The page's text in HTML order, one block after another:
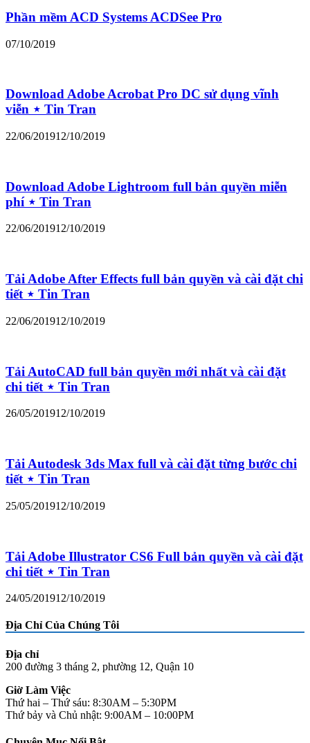
Phần mềm ACD Systems ACDSee Pro
07/10/2019
Download Adobe Acrobat Pro DC sử dụng vĩnh
viễn ⋆ Tin Tran
22/06/201912/10/2019
Download Adobe Lightroom full bản quyền miễn
phí ⋆ Tin Tran
22/06/201912/10/2019
Tải Adobe After Effects full bản quyền và cài đặt chi
tiết ⋆ Tin Tran
22/06/201912/10/2019
Tải AutoCAD full bản quyền mới nhất và cài đặt
chi tiết ⋆ Tin Tran
26/05/201912/10/2019
Tải Autodesk 3ds Max full và cài đặt từng bước chi
tiết ⋆ Tin Tran
25/05/201912/10/2019
Tải Adobe Illustrator CS6 Full bản quyền và cài đặt
chi tiết ⋆ Tin Tran
24/05/201912/10/2019
Địa Chỉ Của Chúng Tôi
Địa chỉ
200 đường 3 tháng 2, phường 12, Quận 10
Giờ Làm Việc
Thứ hai – Thứ sáu: 8:30AM – 5:30PM
Thứ bảy và Chủ nhật: 9:00AM – 10:00PM